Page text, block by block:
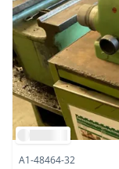
A1-48464-32